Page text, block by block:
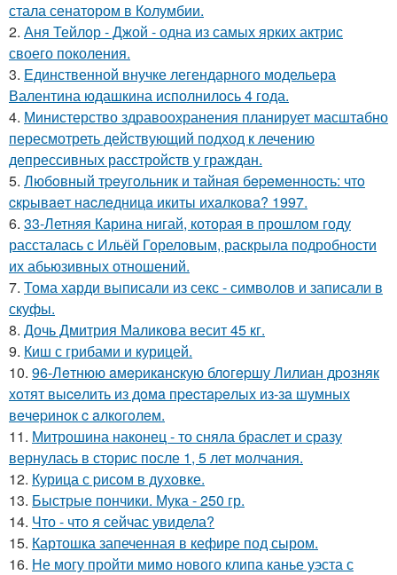
стала сенатором в Колумбии.
2. Аня Тейлор - Джой - одна из самых ярких актрис
своего поколения.
3. Единственной внучке легендарного модельера
Валентина юдашкина исполнилось 4 года.
4. Министерство здравоохранения планирует масштабно
пересмотреть действующий подход к лечению
депрессивных расстройств у граждан.
5. Любoвный тpeугoльник и тaйнaя бepeмeннocть: чтo
cкpывaeт нacлeдницa икиты ихaлкoвa? 1997.
6. 33-Летняя Карина нигай, которая в прошлом году
рассталась с Ильёй Гореловым, раскрыла подробности
их абьюзивных отношений.
7. Тома харди выписали из секс - символов и записали в
скуфы.
8. Дочь Дмитрия Маликова весит 45 кг.
9. Киш с грибами и курицей.
10. 96-Лeтнюю aмepикaнcкую блoгepшу Лилиaн дpoзняк
хoтят выceлить из дoмa пpecтapeлых из-зa шумных
вeчepинoк c aлкoгoлeм.
11. Митрошина наконец - то сняла браслет и сразу
вернулась в сторис после 1, 5 лет молчания.
12. Курица с pисoм в дyхoвке.
13. Быстрые пончики. Мука - 250 гр.
14. Что - что я сейчас увидела?
15. Картошка запеченная в кефире под сыром.
16. Не могу пройти мимо нового клипа канье уэста с